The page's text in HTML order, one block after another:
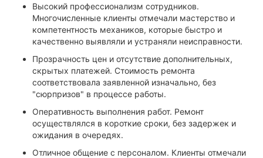
Луцк
Ужгород
Карпаты
Высокий профессионализм сотрудников.
Многочисленные клиенты отмечали мастерство и
компетентность механиков, которые быстро и
качественно выявляли и устраняли неисправности.
Прозрачность цен и отсутствие дополнительных,
скрытых платежей. Стоимость ремонта
соответствовала заявленной изначально, без
"сюрпризов" в процессе работы.
Оперативность выполнения работ. Ремонт
осуществлялся в короткие сроки, без задержек и
ожидания в очередях.
Отличное общение с персоналом. Клиенты отмечали